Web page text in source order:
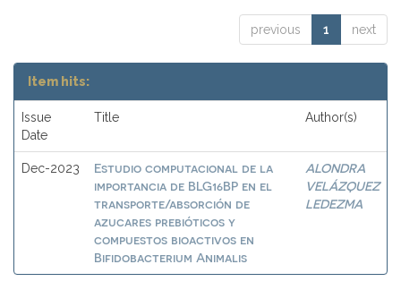
previous 1 next
Item hits:
Issue
Date
Title Author(s)
Dec-2023
Estudio computacional de la
importancia de BLG16BP en el
transporte/absorción de
azucares prebióticos y
compuestos bioactivos en
Bifidobacterium Animalis
ALONDRA
VELÁZQUEZ
LEDEZMA